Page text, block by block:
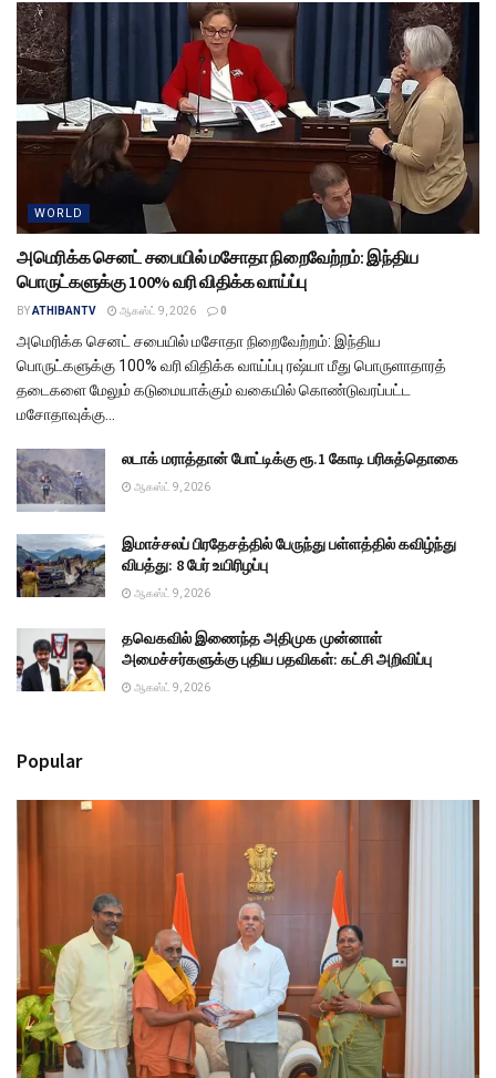
WORLD
அமெரிக்க செனட் சபையில் மசோதா நிறைவேற்றம்: இந்திய
பொருட்களுக்கு 100% வரி விதிக்க வாய்ப்பு
BYATHIBANTV ஆகஸ்ட் 9, 2026 0
அமெரிக்க செனட் சபையில் மசோதா நிறைவேற்றம்: இந்திய
பொருட்களுக்கு 100% வரி விதிக்க வாய்ப்பு ரஷ்யா மீது பொருளாதாரத்
தடைகளை மேலும் கடுமையாக்கும் வகையில் கொண்டுவரப்பட்ட
மசோதாவுக்கு...
லடாக் மராத்தான் போட்டிக்கு ரூ.1 கோடி பரிசுத்தொகை
ஆகஸ்ட் 9, 2026
இமாச்சலப் பிரதேசத்தில் பேருந்து பள்ளத்தில் கவிழ்ந்து
விபத்து: 8 பேர் உயிரிழப்பு
ஆகஸ்ட் 9, 2026
தவெகவில் இணைந்த அதிமுக முன்னாள்
அமைச்சர்களுக்கு புதிய பதவிகள்: கட்சி அறிவிப்பு
ஆகஸ்ட் 9, 2026
Popular